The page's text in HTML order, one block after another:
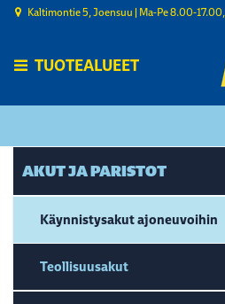
Siirry pääsisältöön
Kaltimontie 5, Joensuu | ​Ma-Pe 8.00-
TUOTEALUEET
AKUT JA PARISTOT
Käynnistysakut ajoneuvoihin
Teollisuusakut